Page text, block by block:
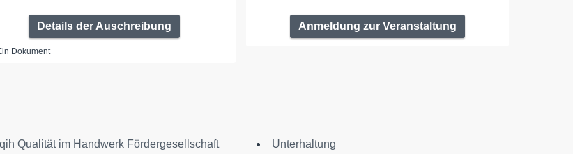
Details der Auschreibung
Dokument
Anmeldung zur Veranstaltung
qih Qualität im Handwerk Fördergesellschaft
Unterhaltung